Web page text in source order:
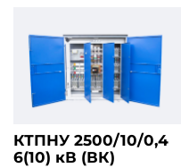
КТПНУ 2500/10/0,4
6(10) кВ (ВК)